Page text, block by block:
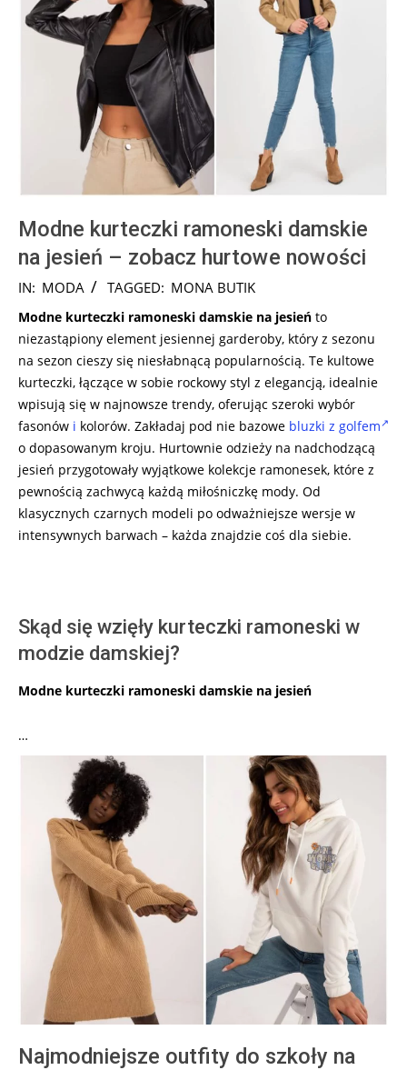
Modne kurteczki ramoneski damskie
na jesień – zobacz hurtowe nowości
2024-
13
IN: MODA TAGGED: MONA BUTIK
Modne kurteczki ramoneski damskie na jesień to
niezastąpiony element jesiennej garderoby, który z sezonu
na sezon cieszy się niesłabnącą popularnością. Te kultowe
kurteczki, łączące w sobie rockowy styl z elegancją, idealnie
wpisują się w najnowsze trendy, oferując szeroki wybór
fasonów i kolorów. Zakładaj pod nie bazowe bluzki z golfem
o dopasowanym kroju. Hurtownie odzieży na nadchodzącą
jesień przygotowały wyjątkowe kolekcje ramonesek, które z
pewnością zachwycą każdą miłośniczkę mody. Od
klasycznych czarnych modeli po odważniejsze wersje w
intensywnych barwach – każda znajdzie coś dla siebie.
Skąd się wzięły kurteczki ramoneski w
modzie damskiej?
Modne kurteczki ramoneski damskie na jesień
…
Najmodniejsze outfity do szkoły na